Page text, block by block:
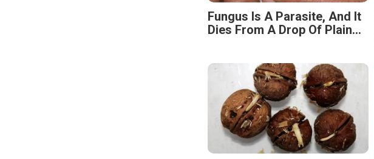
Fungus Is A Parasite, And It
Dies From A Drop Of Plain...